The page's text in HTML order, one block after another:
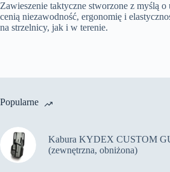
Zawieszenie taktyczne stworzone z myślą
cenią niezawodność, ergonomię i
na strzelnicy, jak i w terenie.
Popularne
Kabura KYDEX CUSTOM
(zewnętrzna, obniżona)